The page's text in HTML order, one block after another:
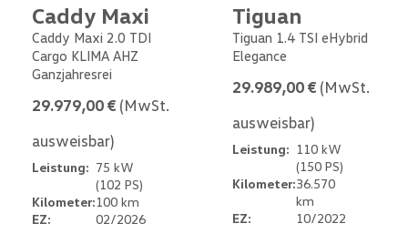
Caddy Maxi
Caddy Maxi 2.0 TDI
Cargo KLIMA AHZ
Ganzjahresrei
29.979,00 € (MwSt.
ausweisbar)
Leistung: 75 kW
(102 PS)
Kilometer:100 km
EZ:
02/2026
Tiguan
Tiguan 1.4 TSI eHybrid
Elegance
29.989,00 € (MwSt.
ausweisbar)
Leistung: 110 kW
(150 PS)
Kilometer:36.570
km
EZ:
10/2022